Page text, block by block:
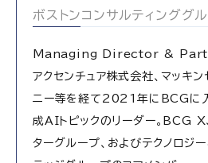
ボストンコンサルティンググ
Managing Director &
アクセンチュア株式会社、マッキン
ニー等を経て2021年にBCGに
成AIトピックのリーダー。BCG X
ターグループ、およびテクノロジ